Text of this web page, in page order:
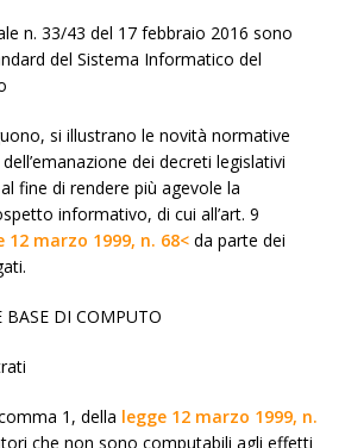
n. 33/43 del 17 febbraio 2016 sono
del Sistema Informatico del
si illustrano le novità normative
dei decreti legislativi
fine di rendere più agevole la
informativo, di cui all’art. 9
12 marzo 1999, n. 68< da parte dei
DI COMPUTO
1, della legge 12 marzo 1999, n.
che non sono computabili agli effetti